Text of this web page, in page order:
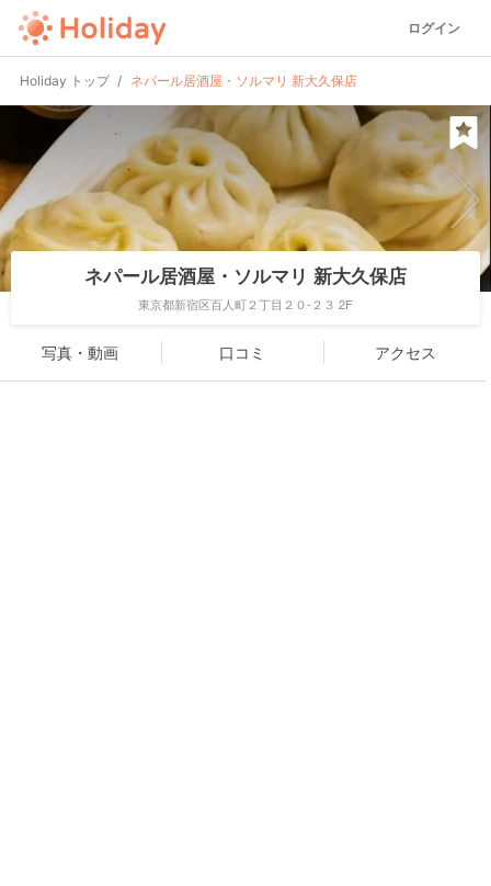
ログイン
Holiday トップ ネパール居酒屋・ソルマリ 新大久保店
ネパール居酒屋・ソルマリ 新大久保店
東京都新宿区百人町２丁目２０-２３ 2F
写真・動画 口コミ アクセス